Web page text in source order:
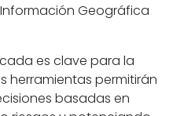
Geográfica
es clave para la
herramientas permitirán
basadas en